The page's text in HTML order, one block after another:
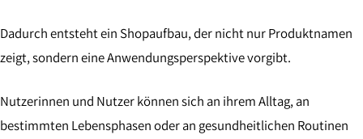
Dadurch entsteht ein Shopaufbau, der nicht nur Produktnamen
zeigt, sondern eine Anwendungsperspektive vorgibt.
Nutzerinnen und Nutzer können sich an ihrem Alltag, an
bestimmten Lebensphasen oder an gesundheitlichen Routinen